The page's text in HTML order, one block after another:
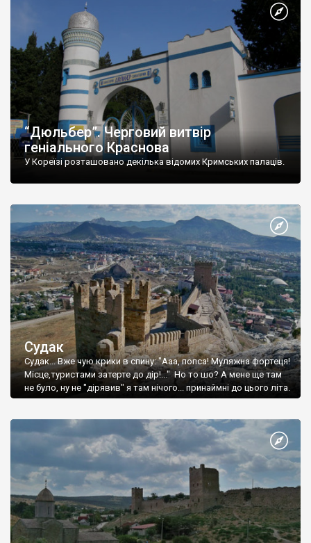
“Дюльбер”. Черговий витвір
геніального Краснова
У Кореїзі розташовано декілька відомих Кримських палаців.
Судак
Судак... Вже чую крики в спину: "Ааа, попса! Муляжна фортеця!
Місце,туристами затерте до дір!..." Но то шо? А мене ще там
не було, ну не "дірявив" я там нічого... принаймні до цього літа.